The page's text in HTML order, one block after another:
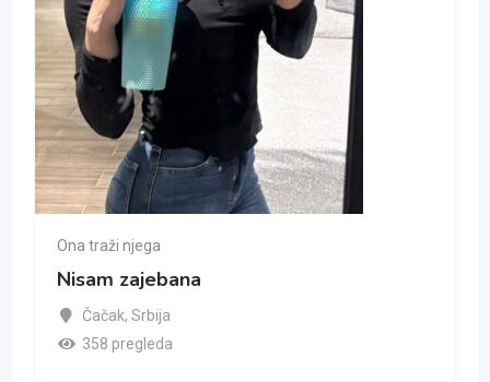
njega
zajebana
Srbija
pregleda